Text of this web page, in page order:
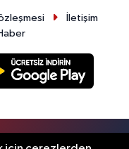
İletişim
Her hakkı saklıdır.